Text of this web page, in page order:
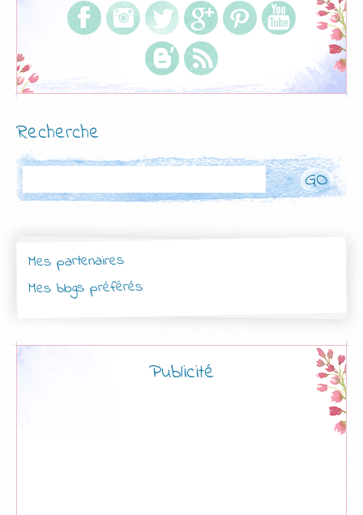
Recherche
Mes partenaires
Mes blogs préférés
Publicité